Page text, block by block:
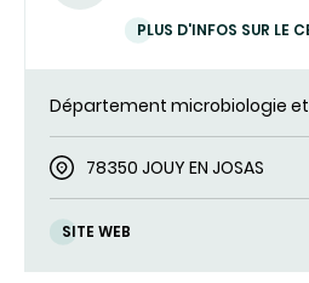
PLUS D'INFOS SUR LE
Département microbiologie
78350 JOUY EN JOSAS
SITE WEB